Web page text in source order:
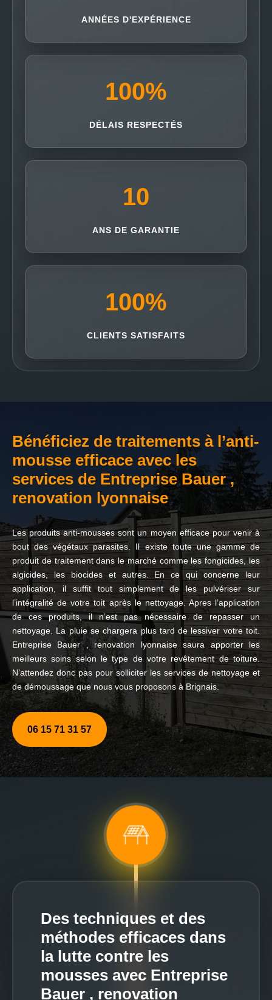
ANNÉES D'EXPÉRIENCE
100%
DÉLAIS RESPECTÉS
10
ANS DE GARANTIE
100%
CLIENTS SATISFAITS
Bénéficiez de traitements à l’anti-
mousse efficace avec les
services de Entreprise Bauer ,
renovation lyonnaise
Les produits anti-mousses sont un moyen efficace pour venir à
bout des végétaux parasites. Il existe toute une gamme de
produit de traitement dans le marché comme les fongicides, les
algicides, les biocides et autres. En ce qui concerne leur
application, il suffit tout simplement de les pulvériser sur
l’intégralité de votre toit après le nettoyage. Apres l’application
de ces produits, il n’est pas nécessaire de repasser un
nettoyage. La pluie se chargera plus tard de lessiver votre toit.
Entreprise Bauer , renovation lyonnaise saura apporter les
meilleurs soins selon le type de votre revêtement de toiture.
N’attendez donc pas pour solliciter les services de nettoyage et
de démoussage que nous vous proposons à Brignais.
06 15 71 31 57
Des techniques et des
méthodes efficaces dans
la lutte contre les
mousses avec Entreprise
Bauer , renovation